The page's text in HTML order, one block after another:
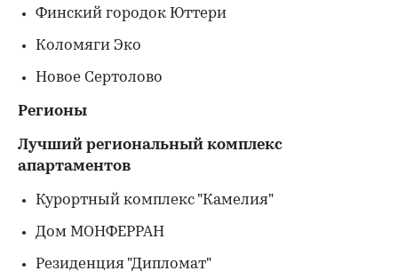
Финский городок Юттери
Коломяги Эко
Новое Сертолово
Регионы
Лучший региональный комплекс
апартаментов
Курортный комплекс "Камелия"
Дом МОНФЕРРАН
Резиденция "Дипломат"